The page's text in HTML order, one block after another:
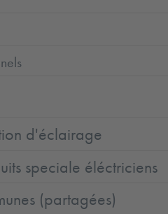
d'éclairage
speciale éléctriciens
(partagées)